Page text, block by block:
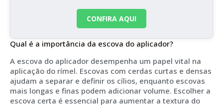
CONFIRA AQUI
Qual é a importância da escova do aplicador?
A escova do aplicador desempenha um papel vital na
aplicação do rímel. Escovas com cerdas curtas e densas
ajudam a separar e definir os cílios, enquanto escovas
mais longas e finas podem adicionar volume. Escolher a
escova certa é essencial para aumentar a textura do